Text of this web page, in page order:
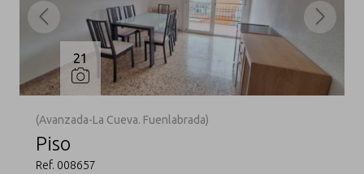
21
(Avanzada-La Cueva. Fuenlabrada)
Piso
Ref. 008657